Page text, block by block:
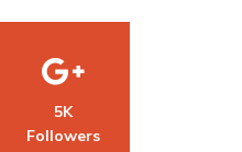
5K
Followers